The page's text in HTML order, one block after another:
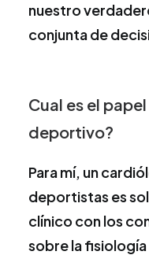
nuestro
conjunta de
Cual es el
deportivo?
Para mí, un
deportistas es
clínico con los
sobre la fisiología